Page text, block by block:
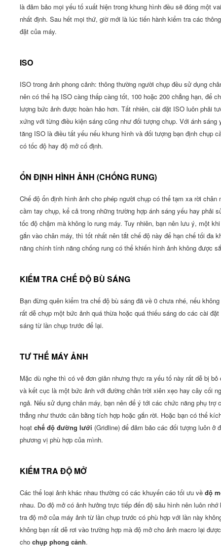
là đảm bảo mọi yếu tố xuất hiện trong khung hình đều sẽ đóng một
nhất định. Sau hết mọi thứ, giờ mới là lúc tiến hành kiểm tra các
đặt của máy.
ISO
ISO trong ảnh phong cảnh: thông thường người chụp đều sử dụng
nên có thể hạ ISO càng thấp càng tốt, 100 hoặc 200 chẳng hạn, để
lượng bức ảnh được hoàn hảo hơn. Tất nhiên, cài đặt ISO luôn phải
xứng với từng điều kiện sáng cũng như đối tượng chụp. Với ánh sáng
tăng ISO là điều tất yếu nếu khung hình và đối tượng bạn định chụp
có tốc độ hay độ mở cố định.
ỔN ĐỊNH HÌNH ẢNH (CHỐNG RUNG)
Chế độ ổn định hình ảnh cho phép người chụp có thể tạm xa rời chân
cầm tay chụp, kể cả trong những trường hợp ánh sáng yếu hay phải
tốc độ chậm mà không lo rung máy. Tuy nhiên, bạn nên lưu ý, một
gắn vào chân máy, thì tốt nhất nên tắt chế độ này để hạn chế tối đa
năng chính tính năng chống rung có thể khiến hình ảnh không được
KIỂM TRA CHẾ ĐỘ BÙ SÁNG
Bạn đừng quên kiểm tra chế độ bù sáng đã về 0 chưa nhé, nếu
rất dễ chụp một bức ảnh quá thừa hoặc quá thiếu sáng do các cài đặt
sáng từ lần chụp trước để lại.
TƯ THẾ MÁY ẢNH
Mặc dù nghe thì có vẻ đơn giản nhưng thực ra yếu tố này rất dễ bị bỏ
và kết cục là một bức ảnh với đường chân trời xiên xẹo hay cây cối
ngả. Nếu sử dụng chân máy, bạn nên để ý tới các chức năng phụ trợ
thẳng như thước cân bằng tích hợp hoặc gắn rời. Hoặc bạn có thể
hoạt chế độ đường lưới (Gridline) để đảm bảo các đối tượng luôn ở
phương vị phù hợp của mình.
KIỂM TRA ĐỘ MỞ
Các thể loại ảnh khác nhau thường có các khuyến cáo tối ưu về độ
nhau. Do độ mở có ảnh hưởng trực tiếp đến độ sâu hình nên luôn nhớ
tra độ mở của máy ảnh từ lần chụp trước có phù hợp với lần này
không bạn rất dễ rơi vào trường hợp mà độ mở cho ảnh macro lại
cho chụp phong cảnh.